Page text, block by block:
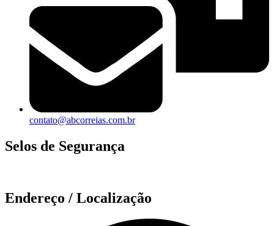
contato@abcorreias.com.br
Selos de Segurança
Endereço / Localização